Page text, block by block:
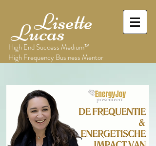
Lisette
Lucas
High End Success Medium™
High Frequency Business Mentor